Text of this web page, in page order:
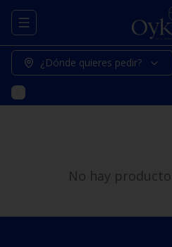
Abrir menu de navegación
¿Dónde quieres pedir?
No hay